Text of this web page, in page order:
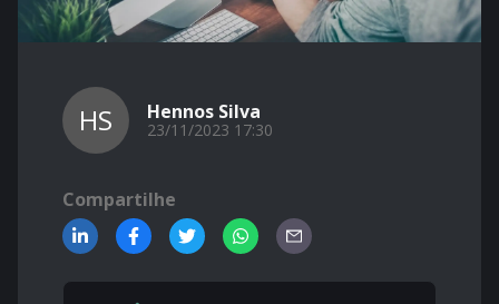
HS Hennos Silva
23/11/2023 17:30
Compartilhe